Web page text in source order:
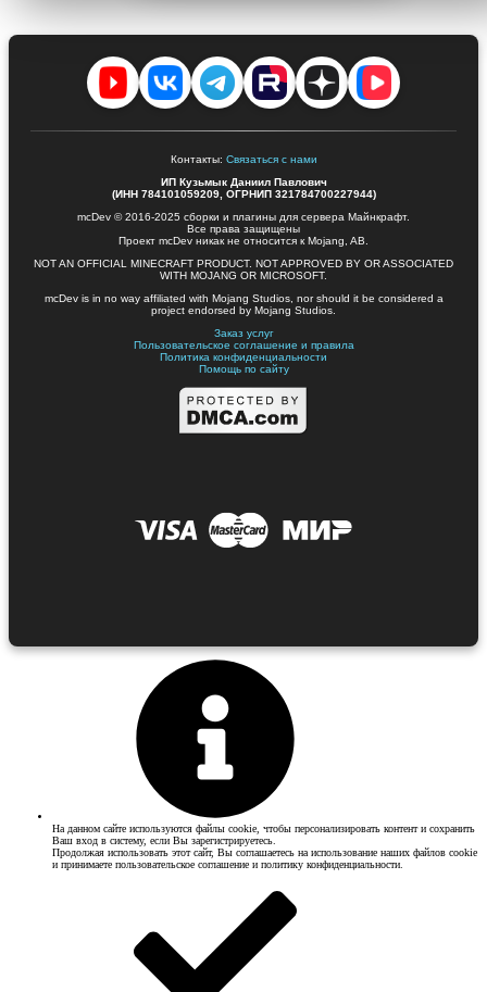
Контакты: Связаться с нами
ИП Кузьмык Даниил Павлович
(ИНН 784101059209, ОГРНИП 321784700227944)
mcDev © 2016-2025 сборки и плагины для сервера Майнкрафт.
Все права защищены
Проект mcDev никак не относится к Mojang, AB.
NOT AN OFFICIAL MINECRAFT PRODUCT. NOT APPROVED BY OR ASSOCIATED
WITH MOJANG OR MICROSOFT.
mcDev is in no way affiliated with Mojang Studios, nor should it be considered a
project endorsed by Mojang Studios.
Заказ услуг
Пользовательское соглашение и правила
Политика конфиденциальности
Помощь по сайту
На данном сайте используются файлы cookie, чтобы персонализировать контент и сохранить
Ваш вход в систему, если Вы зарегистрируетесь.
Продолжая использовать этот сайт, Вы соглашаетесь на использование наших файлов cookie
и принимаете пользовательское соглашение и политику конфиденциальности.